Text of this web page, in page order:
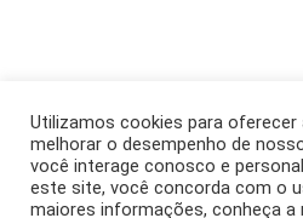
Utilizamos cookies para oferecer
melhorar o desempenho de
você interage conosco e
este site, você concorda com o
maiores informações, conheça a